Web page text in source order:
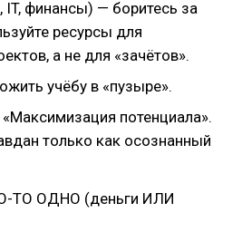
финансы) — боритесь за
ресурсы для
а не для «зачётов».
учёбу в «пузыре».
потенциала».
только как осознанный
ТО ОДНО (деньги ИЛИ